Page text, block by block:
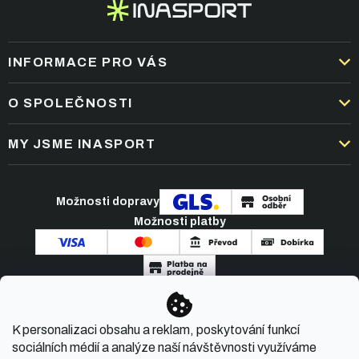
K personalizaci obsahu a reklam, poskytování funkcí
sociálních médií a analýze naší návštěvnosti využíváme
INFORMACE PRO VÁS
DOPRAVA A PLATBA
OBCHODNÍ PODMÍNKY
REKLAMACE A VRÁCENÍ ZBOŽÍ
PODMÍNKY AKCÍ
O SPOLEČNOSTI
KARIÉRA
NEJČASTĚJŠÍ OTÁZKY
MY JSME INASPORT
ČLÁNKY A NOVINKY
KONTAKT
Možnosti dopravy
Možnosti platby
Copyright 2026INASPORT.CZ. Všechna práva
vyhrazena.